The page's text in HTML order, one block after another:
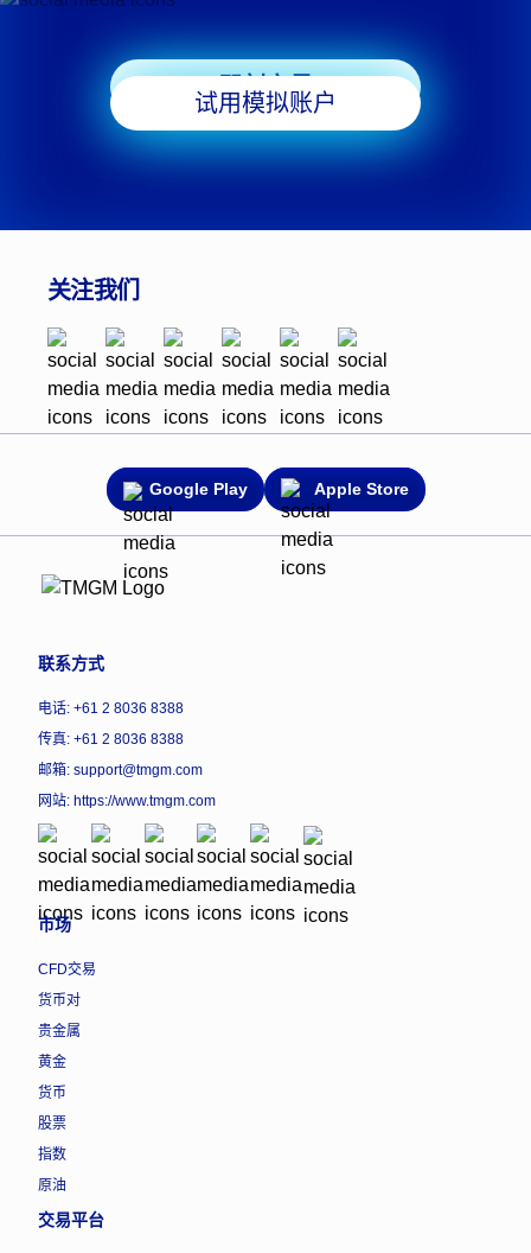
即刻交易
试用模拟账户
关注我们
Google Play Apple Store
联系方式
电话: +61 2 8036 8388
传真: +61 2 8036 8388
邮箱: support@tmgm.com
网站: https://www.tmgm.com
市场
CFD交易
货币对
贵金属
黄金
货币
股票
指数
原油
交易平台